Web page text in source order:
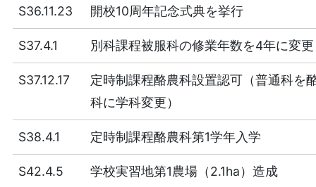
S36.11.23 開校10周年記念式典を挙行
S37.4.1 別科課程被服科の修業年数を4年に変更
S37.12.17
定時制課程酪農科設置認可（普通科を
科に学科変更）
S38.4.1 定時制課程酪農科第1学年入学
S42.4.5 学校実習地第1農場（2.1ha）造成